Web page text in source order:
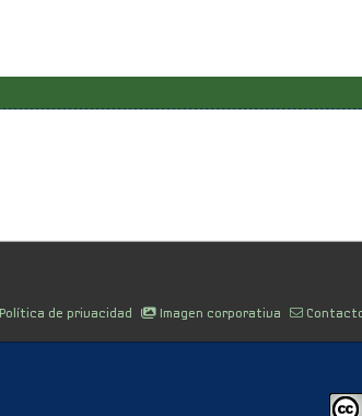
Política de privacidad Imagen corporativa